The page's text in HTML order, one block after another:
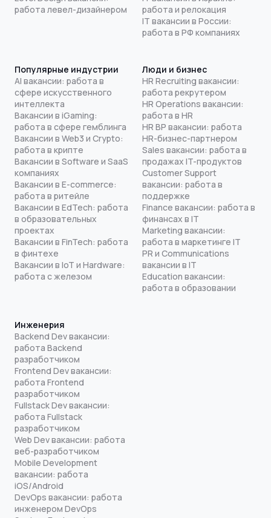
работа левел-дизайнером
работа и релокация
IT вакансии в России:
работа в РФ компаниях
Популярные индустрии
AI вакансии: работа в
сфере искусственного
интеллекта
Вакансии в iGaming:
работа в сфере гемблинга
Вакансии в Web3 и Crypto:
работа в крипте
Вакансии в Software и SaaS
компаниях
Вакансии в E-commerce:
работа в ритейле
Вакансии в EdTech: работа
в образовательных
проектах
Вакансии в FinTech: работа
в финтехе
Вакансии в IoT и Hardware:
работа с железом
Люди и бизнес
HR Recruiting вакансии:
работа рекрутером
HR Operations вакансии:
работа в HR
HR BP вакансии: работа
HR-бизнес-партнером
Sales вакансии: работа в
продажах IT-продуктов
Customer Support
вакансии: работа в
поддержке
Finance вакансии: работа в
финансах в IT
Marketing вакансии:
работа в маркетинге IT
PR и Communications
вакансии в IT
Education вакансии:
работа в образовании
Инженерия
Backend Dev вакансии:
работа Backend
разработчиком
Frontend Dev вакансии:
работа Frontend
разработчиком
Fullstack Dev вакансии:
работа Fullstack
разработчиком
Web Dev вакансии: работа
веб-разработчиком
Mobile Development
вакансии: работа
iOS/Android
DevOps вакансии: работа
инженером DevOps